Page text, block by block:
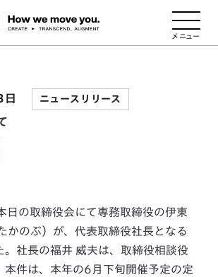
of Dreams
ニュースリリース
の取締役会にて専務取締役の伊東
かのぶ）が、代表取締役社長となる
。社長の福井 威夫は、取締役相談役
本件は、本年の6月下旬開催予定の定